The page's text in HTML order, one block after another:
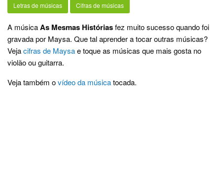
Letras de músicas Cifras de músicas
A músicaAs Mesmas Históriasfez muito sucesso quando foi
gravada por Maysa. Que tal aprender a tocar outras músicas?
Vejacifras de Maysae toque as músicas que mais gosta no
violão ou guitarra.
Veja também ovídeo da músicatocada.